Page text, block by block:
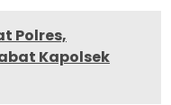
Polres,
Kapolsek